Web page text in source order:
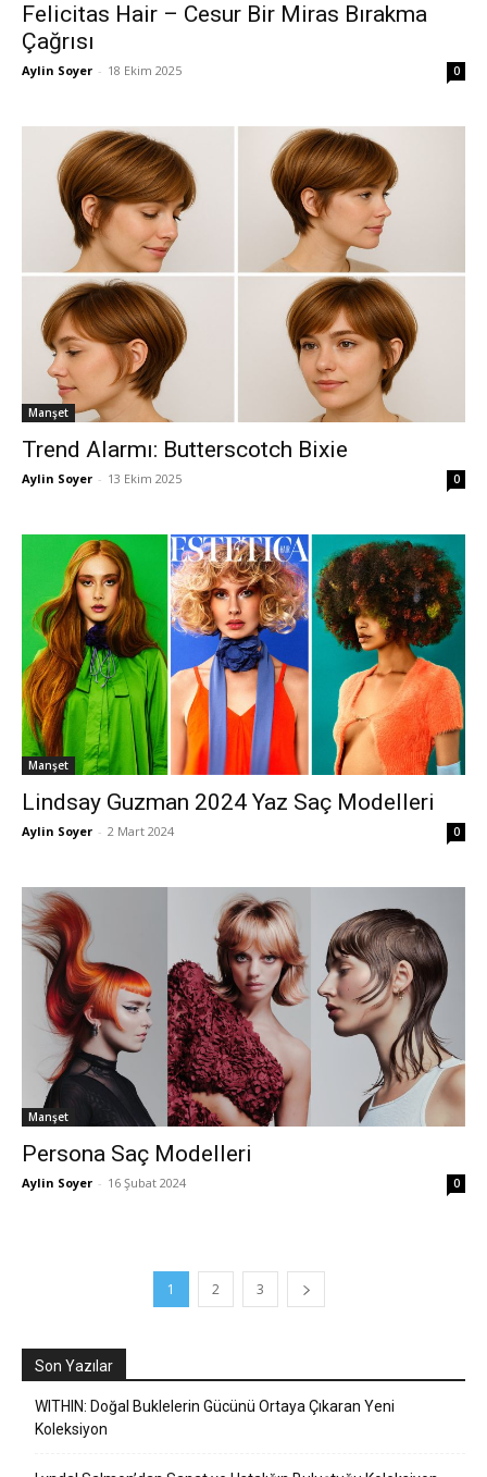
Felicitas Hair – Cesur Bir Miras Bırakma
Çağrısı
Aylin Soyer - 18 Ekim 2025 0
Manşet
Trend Alarmı: Butterscotch Bixie
Aylin Soyer - 13 Ekim 2025 0
Manşet
Lindsay Guzman 2024 Yaz Saç Modelleri
Aylin Soyer - 2 Mart 2024 0
Manşet
Persona Saç Modelleri
Aylin Soyer - 16 Şubat 2024 0
1 2 3
Son Yazılar
WITHIN: Doğal Buklelerin Gücünü Ortaya Çıkaran Yeni
Koleksiyon